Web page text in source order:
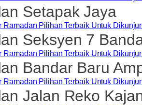
Setapak Jaya
Seksyen 7
Bandar Baru
Jalan Reko